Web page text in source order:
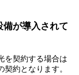
が導入されて
を契約する場合は
契約となります。